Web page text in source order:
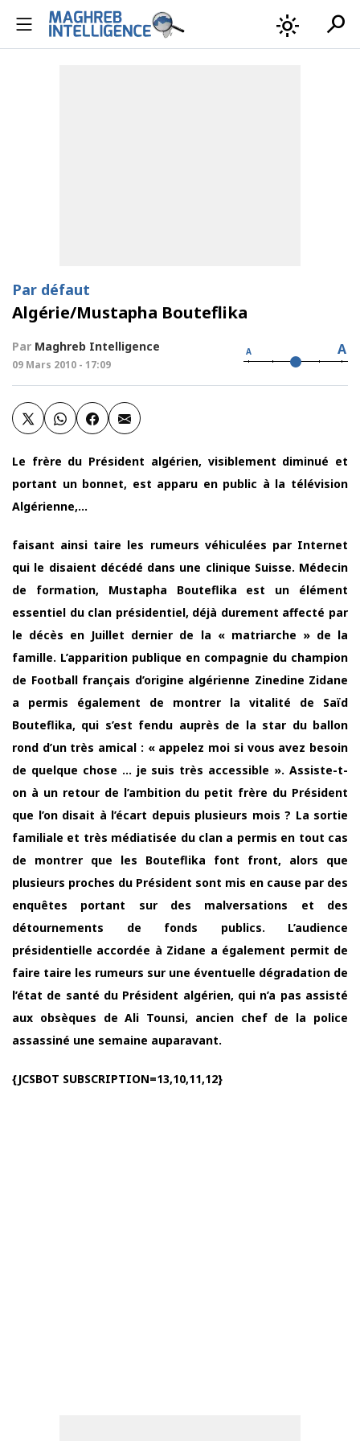
light_mode search
Par défaut
Algérie/Mustapha Bouteflika
Par Maghreb Intelligence
09 Mars 2010 - 17:09
A A
Le frère du Président algérien, visiblement diminué et
portant un bonnet, est apparu en public à la télévision
Algérienne,…
faisant ainsi taire les rumeurs véhiculées par Internet
qui le disaient décédé dans une clinique Suisse. Médecin
de formation, Mustapha Bouteflika est un élément
essentiel du clan présidentiel, déjà durement affecté par
le décès en Juillet dernier de la « matriarche » de la
famille. L’apparition publique en compagnie du champion
de Football français d’origine algérienne Zinedine Zidane
a permis également de montrer la vitalité de Saïd
Bouteflika, qui s’est fendu auprès de la star du ballon
rond d’un très amical : « appelez moi si vous avez besoin
de quelque chose … je suis très accessible ». Assiste-t-
on à un retour de l’ambition du petit frère du Président
que l’on disait à l’écart depuis plusieurs mois ? La sortie
familiale et très médiatisée du clan a permis en tout cas
de montrer que les Bouteflika font front, alors que
plusieurs proches du Président sont mis en cause par des
enquêtes portant sur des malversations et des
détournements de fonds publics. L’audience
présidentielle accordée à Zidane a également permit de
faire taire les rumeurs sur une éventuelle dégradation de
l’état de santé du Président algérien, qui n’a pas assisté
aux obsèques de Ali Tounsi, ancien chef de la police
assassiné une semaine auparavant.
{JCSBOT SUBSCRIPTION=13,10,11,12}